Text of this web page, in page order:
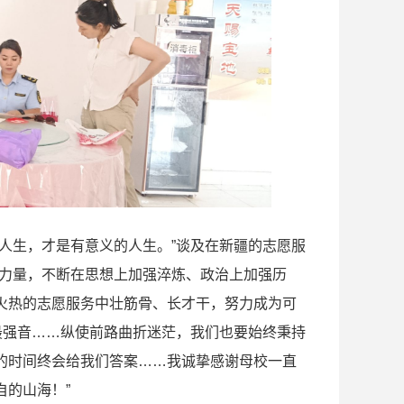
生，才是有意义的人生。”谈及在新疆的志愿服
量，不断在思想上加强淬炼、政治上加强历
的志愿服务中壮筋骨、长才干，努力成为可
强音……纵使前路曲折迷茫，我们也要始终秉持
时间终会给我们答案……我诚挚感谢母校一直
的山海！”